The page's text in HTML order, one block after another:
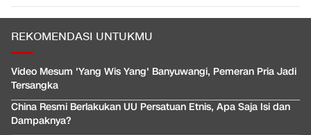
REKOMENDASI UNTUKMU
Video Mesum 'Yang Wis Yang' Banyuwangi, Pemeran Pria Jadi
Tersangka
China Resmi Berlakukan UU Persatuan Etnis, Apa Saja Isi dan
Dampaknya?